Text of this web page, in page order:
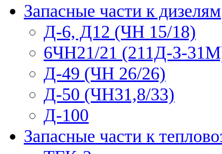
Запасные части к дизелям
Д-6, Д12 (ЧН 15/18)
6ЧН21/21 (211Д-З-
Д-49 (ЧН 26/26)
Д-50 (ЧН31,8/33)
Д-100
Запасные части к